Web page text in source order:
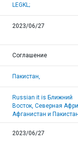
LEGKL;
2023/06/27
Соглашение
Пакистан,
Russian it is Ближний
Восток, Северная
Афганистан и
2023/06/27